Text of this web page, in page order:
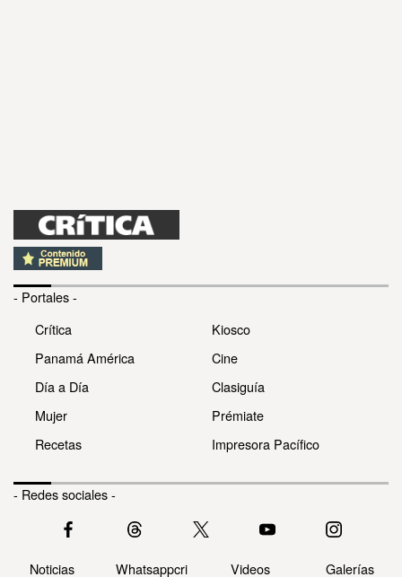
- Portales -
Crítica
Panamá América
Día a Día
Mujer
Recetas
Kiosco
Cine
Clasiguía
Prémiate
Impresora Pacífico
- Redes sociales -
Noticias Whatsappcri Videos Galerías